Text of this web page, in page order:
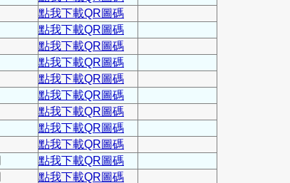
點我下載QR圖碼
點我下載QR圖碼
點我下載QR圖碼
點我下載QR圖碼
點我下載QR圖碼
點我下載QR圖碼
點我下載QR圖碼
點我下載QR圖碼
點我下載QR圖碼
點我下載QR圖碼
點我下載QR圖碼